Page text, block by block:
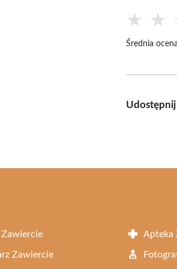
★ ★
Średnia
Udostępnij
Apteka
Zawiercie